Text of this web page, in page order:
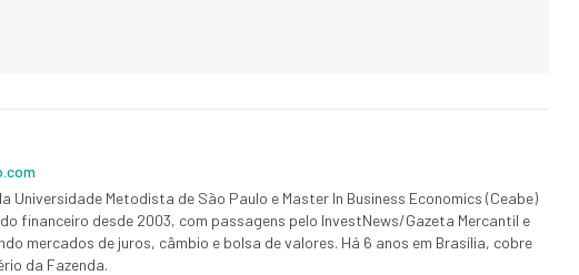
Universidade Metodista de São Paulo e Master In Business Economics (Ceabe)
financeiro desde 2003, com passagens pelo InvestNews/Gazeta Mercantil e
mercados de juros, câmbio e bolsa de valores. Há 6 anos em Brasília, cobre
da Fazenda.